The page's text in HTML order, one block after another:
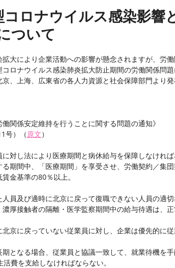
ロナウイルス感染影響
ついて
大により企業活動への影響が懸念されますが、労
ロナウイルス感染肺炎拡大防止期間の労働関係問
、上海、広東省の各人力資源と社会保障部門より
働関係安定維持を行うことに関する問題の通知》
号）（原文）
に対し法により医療期間と病休給与を保障しなければ
る期間中、「医療期間」を享受させ、労働契約／集
金基準の80％以上。
人員及び適時に北京に戻って復職できない人員の適
濃厚接触者の隔離・医学監察期間中の給与待遇は、
北京に戻っていない従業員に対し、企業は優先的に
期となる場合、従業員と協議一致して、就業待機を
費を支給しなければならない。